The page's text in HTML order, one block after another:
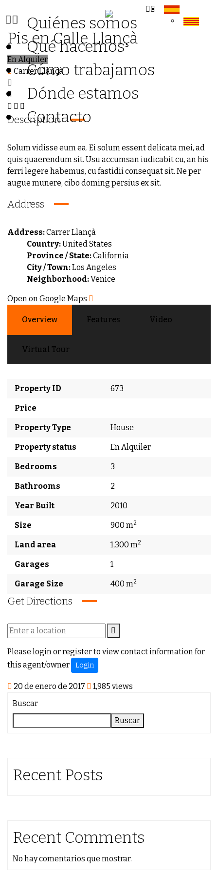
Quiénes somos
Qué hacemos
Cómo trabajamos
Dónde estamos
Contacto
Pis en Calle Llançà
En Alquiler
Carrer Llançà
Description
Solum vidisse eum ea. Ei solum essent delicata mei, ad
quis quaerendum sit. Usu accumsan iudicabit cu, an his
ferri legere habemus, cu fastidii consequat sit. Ne per
augue munere, cibo doming persius ex sit.
Address
Address:Carrer Llançà
Country:United States
Province / State:California
City / Town:Los Angeles
Neighborhood:Venice
Open on Google Maps
Overview Features Video
Virtual Tour
Property ID 673
Price
Property Type House
Property status En Alquiler
Bedrooms 3
Bathrooms 2
Year Built 2010
Size 900 m2
Land area 1,300 m2
Garages 1
Garage Size 400 m2
Get Directions
Please login or register to view contact information for
this agent/owner
Login
20 de enero de 2017
1,985 views
Buscar
Buscar
Recent Posts
Recent Comments
No hay comentarios que mostrar.